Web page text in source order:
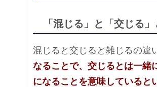
「混じる」と「交じる
混じると交じると雑じるの違
なることで、交じるとは一緒
になることを意味していると